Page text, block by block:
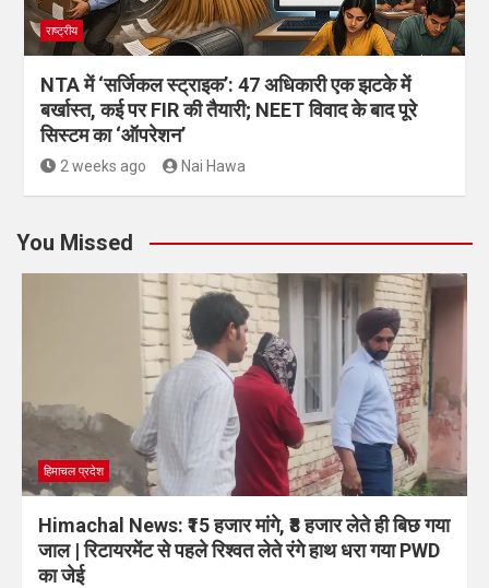
राष्ट्रीय
NTA में ‘सर्जिकल स्ट्राइक’: 47 अधिकारी एक झटके में
बर्खास्त, कई पर FIR की तैयारी; NEET विवाद के बाद पूरे
सिस्टम का ‘ऑपरेशन’
2 weeks ago Nai Hawa
You Missed
हिमाचल प्रदेश
Himachal News: ₹15 हजार मांगे, ₹8 हजार लेते ही बिछ गया
जाल | रिटायरमेंट से पहले रिश्वत लेते रंगे हाथ धरा गया PWD
का जेई